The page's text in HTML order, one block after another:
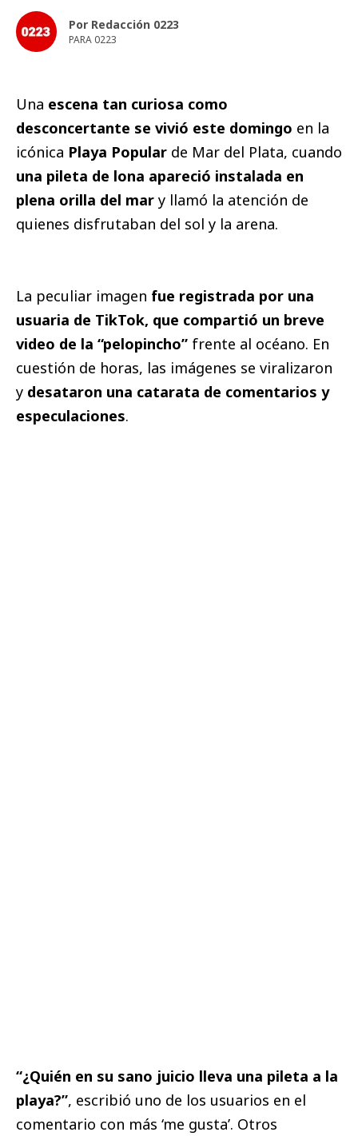
Por Redacción 0223
PARA 0223
Una escena tan curiosa como
desconcertante se vivió este domingo en la
icónica Playa Popular de Mar del Plata, cuando
una pileta de lona apareció instalada en
plena orilla del mar y llamó la atención de
quienes disfrutaban del sol y la arena.
La peculiar imagen fue registrada por una
usuaria de TikTok, que compartió un breve
video de la “pelopincho” frente al océano. En
cuestión de horas, las imágenes se viralizaron
y desataron una catarata de comentarios y
especulaciones.
“¿Quién en su sano juicio lleva una pileta a la
playa?”, escribió uno de los usuarios en el
comentario con más ‘me gusta’. Otros